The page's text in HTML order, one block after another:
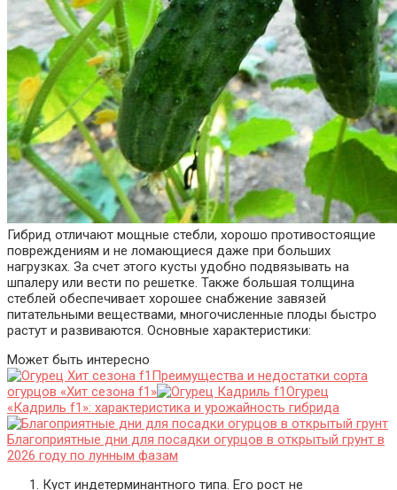
Гибрид отличают мощные стебли, хорошо противостоящие
повреждениям и не ломающиеся даже при больших
нагрузках. За счет этого кусты удобно подвязывать на
шпалеру или вести по решетке. Также большая толщина
стеблей обеспечивает хорошее снабжение завязей
питательными веществами, многочисленные плоды быстро
растут и развиваются. Основные характеристики:
Может быть интересно
Преимущества и недостатки сорта
огурцов «Хит сезона f1»
Огурец
«Кадриль f1»: характеристика и урожайность гибрида
Благоприятные дни для посадки огурцов в открытый грунт в
2026 году по лунным фазам
Куст индетерминантного типа. Его рост не